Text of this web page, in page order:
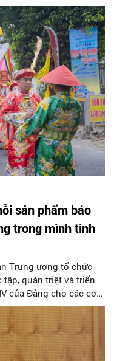
sản phẩm báo
trong mình tinh
Trung ương tổ chức
quán triệt và triển
của Đảng cho các cơ
thức trên cả nước. Tạp
Toàn văn Phát biểu
(Ủy viên Ban Chấp
Tuyên giáo và Dân